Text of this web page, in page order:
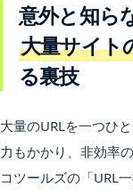
意外と知ら
大量サイト
る裏技
大量のURLを一つひ
力もかかり、非効率
コツールズの「URL